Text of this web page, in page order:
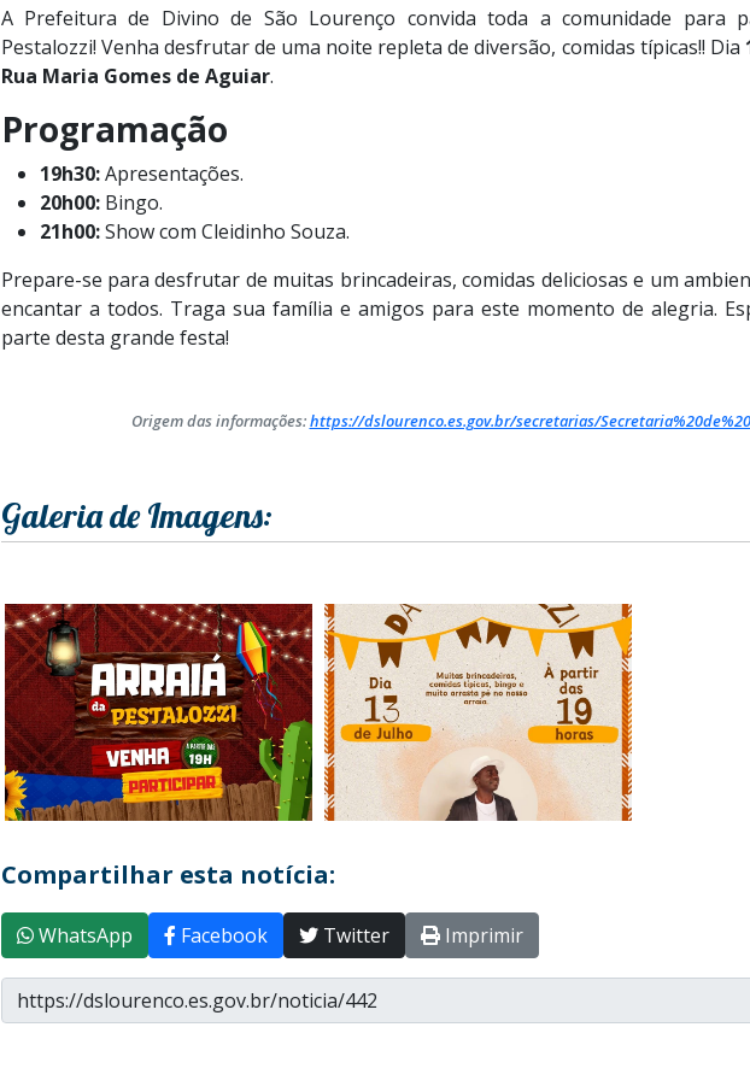
A Prefeitura de Divino de São Lourenço convida toda a comunidade para
Pestalozzi! Venha desfrutar de uma noite repleta de diversão, comidas típicas!! Dia
Rua Maria Gomes de Aguiar.
Programação
19h30:Apresentações.
20h00: Bingo.
21h00:Show com Cleidinho Souza.
Prepare-se para desfrutar de muitas brincadeiras, comidas deliciosas e um
encantar a todos. Traga sua família e amigos para este momento de alegria.
parte desta grande festa!
Origem das informações:https://dslourenco.es.gov.br/secretarias/
Galeria de Imagens:
Compartilhar esta notícia:
WhatsApp Facebook Twitter Imprimir